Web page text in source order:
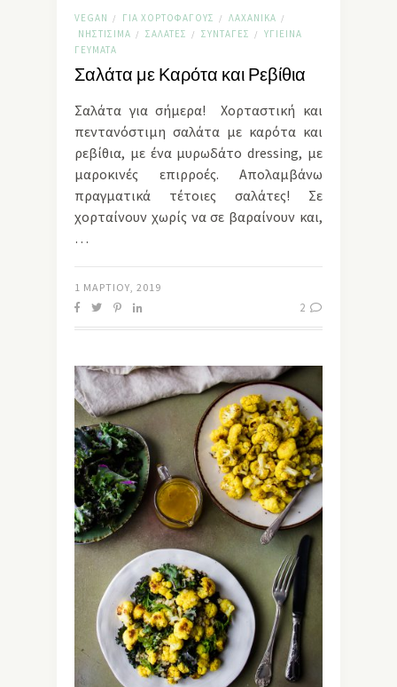
VEGAN / ΓΙΑ ΧΟΡΤΟΦΆΓΟΥΣ / ΛΑΧΑΝΙΚΆ /
ΝΗΣΤΊΣΙΜΑ / ΣΑΛΆΤΕΣ / ΣΥΝΤΑΓΈΣ /
ΥΓΙΕΙΝΆ
ΓΕΎΜΑΤΑ
Σαλάτα με Καρότα και Ρεβίθια
Σαλάτα για σήμερα! Χορταστική και
πεντανόστιμη σαλάτα με καρότα και
ρεβίθια, με ένα μυρωδάτο dressing, με
μαροκινές επιρροές. Απολαμβάνω
πραγματικά τέτοιες σαλάτες! Σε
χορταίνουν χωρίς να σε βαραίνουν και,
…
1 ΜΑΡΤΊΟΥ, 2019
2